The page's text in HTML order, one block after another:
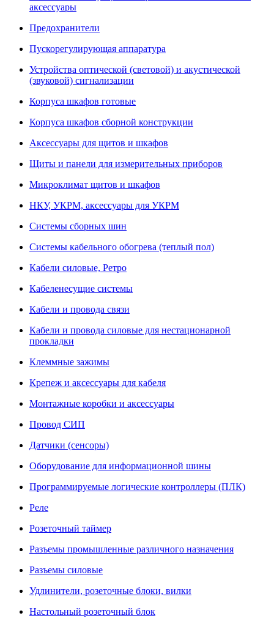
аксессуары
Предохранители
Пускорегулирующая аппаратура
Устройства оптической (световой) и акустической
(звуковой) сигнализации
Корпуса шкафов готовые
Корпуса шкафов сборной конструкции
Аксессуары для щитов и шкафов
Щиты и панели для измерительных приборов
Микроклимат щитов и шкафов
НКУ, УКРМ, аксессуары для УКРМ
Системы сборных шин
Системы кабельного обогрева (теплый пол)
Кабели силовые, Ретро
Кабеленесущие системы
Кабели и провода связи
Кабели и провода силовые для нестационарной
прокладки
Клеммные зажимы
Крепеж и аксессуары для кабеля
Монтажные коробки и аксессуары
Провод СИП
Датчики (сенсоры)
Оборудование для информационной шины
Программируемые логические контроллеры (ПЛК)
Реле
Розеточный таймер
Разъемы промышленные различного назначения
Разъемы силовые
Удлинители, розеточные блоки, вилки
Настольный розеточный блок